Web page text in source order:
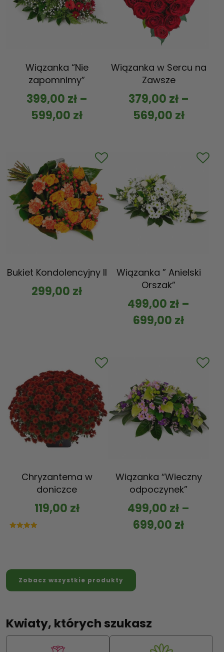
Wiązanka “Nie
zapomnimy”
399,00 zł–
599,00 zł
Wiązanka w Sercu na
Zawsze
379,00 zł–
569,00 zł
Bukiet Kondolencyjny II
299,00 zł
Wiązanka ” Anielski
Orszak”
499,00 zł –
699,00 zł
Chryzantema w
doniczce
119,00 zł
Wiązanka “Wieczny
odpoczynek”
499,00 zł –
699,00 zł
Zobacz wszystkie produkty
Kwiaty, których szukasz